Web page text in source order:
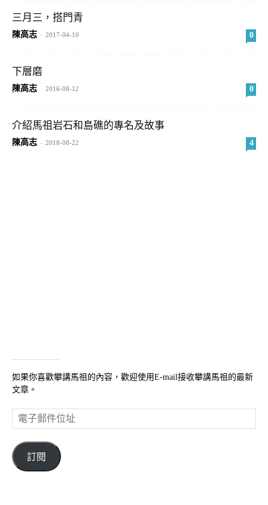
三月三，搭門青
陳高志 - 2017-04-10 0
下層磨
陳高志 - 2016-08-12 0
介紹馬祖岩石和島礁的專名及故事
陳高志 - 2018-08-22 4
如果你喜歡攀講馬祖的內容，歡迎使用E-mail接收攀講馬祖的最新
文章。
電
子
件
位
訂閱